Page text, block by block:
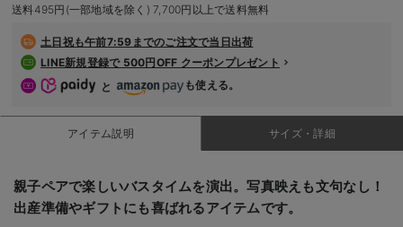
送料495円(一部地域を除く) 7,700円以上で送料無料
土日祝も午前7:59までのご注文で当日出荷
LINE新規登録で 500円OFF クーポンプレゼント
と
も使える。
アイテム説明 サイズ・詳細
親子ペアで楽しいバスタイムを演出。写真映えも文句なし！
出産準備やギフトにも喜ばれるアイテムです。